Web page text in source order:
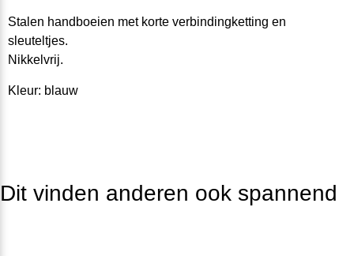
Stalen handboeien met korte verbindingketting en
sleuteltjes.
Nikkelvrij.
Kleur: blauw
Dit vinden anderen ook spannend